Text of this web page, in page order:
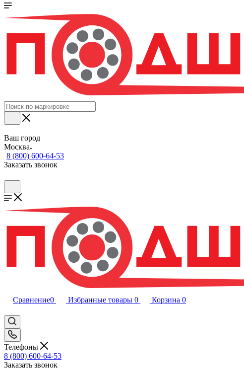
Ваш город
Москва
8 (800) 600-64-53
Заказать звонок
Сравнение0 Избранные товары 0 Корзина 0
Телефоны
8 (800) 600-64-53
Заказать звонок